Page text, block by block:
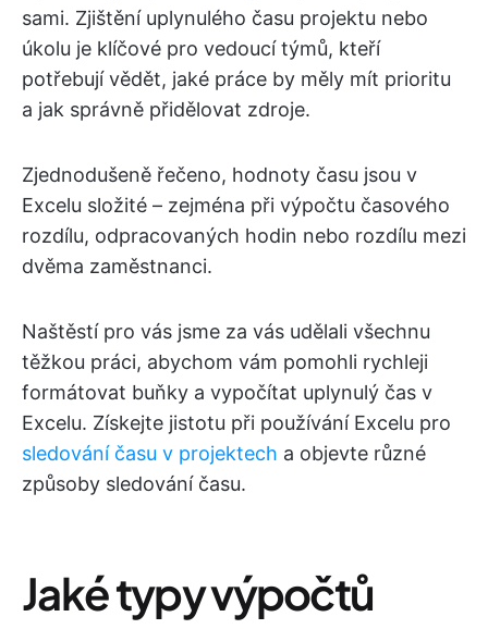
sami. Zjištění uplynulého času projektu nebo
úkolu je klíčové pro vedoucí týmů, kteří
potřebují vědět, jaké práce by měly mít prioritu
a jak správně přidělovat zdroje.
Zjednodušeně řečeno, hodnoty času jsou v
Excelu složité – zejména při výpočtu časového
rozdílu, odpracovaných hodin nebo rozdílu mezi
dvěma zaměstnanci.
Naštěstí pro vás jsme za vás udělali všechnu
těžkou práci, abychom vám pomohli rychleji
formátovat buňky a vypočítat uplynulý čas v
Excelu. Získejte jistotu při používání Excelu pro
sledování času v projektech a objevte různé
způsoby sledování času.
Jaké typy výpočtů